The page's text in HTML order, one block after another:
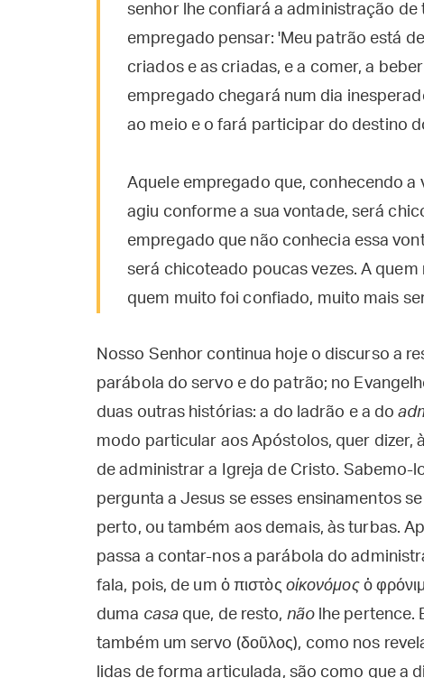
senhor lhe confiará a administração de
empregado pensar: 'Meu patrão está
criados e as criadas, e a comer, a
empregado chegará num dia
ao meio e o fará participar do destino
Aquele empregado que, conhecendo a
agiu conforme a sua vontade, será
empregado que não conhecia essa
será chicoteado poucas vezes. A
quem muito foi confiado, muito mais
Nosso Senhor continua hoje o discurso a
parábola do servo e do patrão; no
duas outras histórias: a do ladrão e a do
modo particular aos Apóstolos, quer dizer,
de administrar a Igreja de Cristo. Sabemo-
pergunta a Jesus se esses ensinamentos
perto, ou também aos demais, às turbas.
passa a contar-nos a parábola do
fala, pois, de um ὁ πιστὸς οἰκονόμοςὁ
duma casaque, de resto, nãolhe pertence.
também um servo (δοῦλος), como nos
lidas de forma articulada, são como que a